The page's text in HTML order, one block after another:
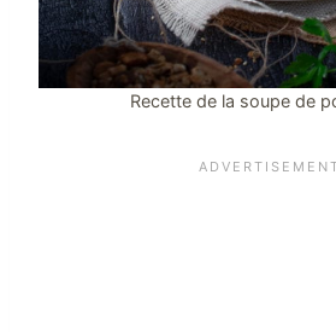
Recette de la soupe de